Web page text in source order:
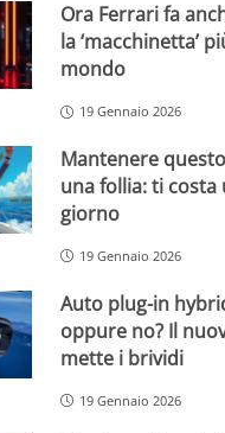
Ora Ferrari fa
la ‘macchinetta’
mondo
19 Gennaio 2026
Mantenere
una follia: ti costa
giorno
19 Gennaio 2026
Auto plug-in
oppure no? Il
mette i brividi
19 Gennaio 2026